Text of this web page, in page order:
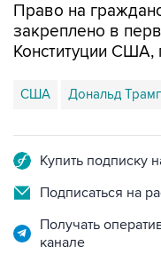
Право на
закреплено в
Конституции США,
США Дональд
Купить подписку
Подписаться на
Получать
канале